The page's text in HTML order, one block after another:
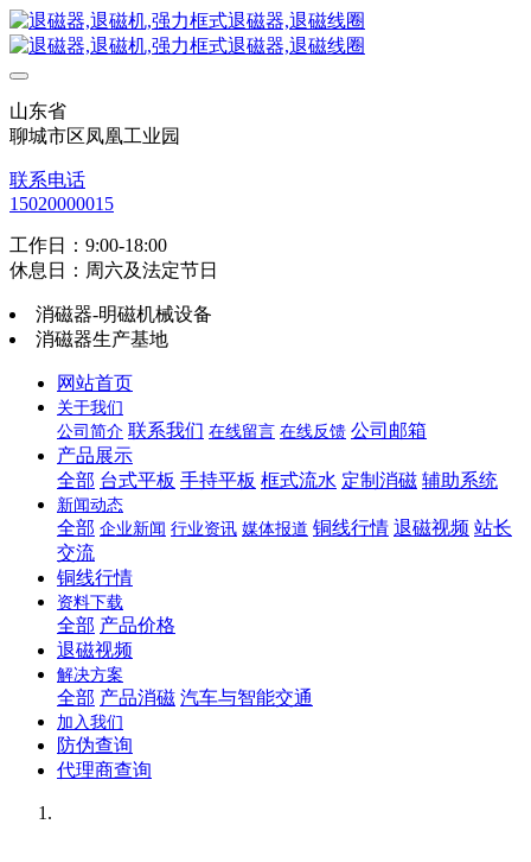
山东省
聊城市区凤凰工业园
联系电话
15020000015
工作日：9:00-18:00
休息日：周六及法定节日
消磁器-明磁机械设备
消磁器生产基地
网站首页
关于我们
公司简介 联系我们 在线留言 在线反馈 公司邮箱
产品展示
全部 台式平板 手持平板 框式流水 定制消磁 辅助系统
新闻动态
全部 企业新闻 行业资讯 媒体报道 铜线行情 退磁视频 站长
交流
铜线行情
资料下载
全部 产品价格
退磁视频
解决方案
全部 产品消磁 汽车与智能交通
加入我们
防伪查询
代理商查询